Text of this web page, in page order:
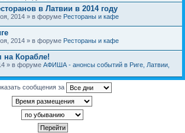
в Латвии в 2014 году
2014 » в форуме Рестораны и кафе
2014 » в форуме Рестораны и кафе
на Корабле!
» в форуме АФИША - анонсы событий в Риге, Латвии,
сообщения за